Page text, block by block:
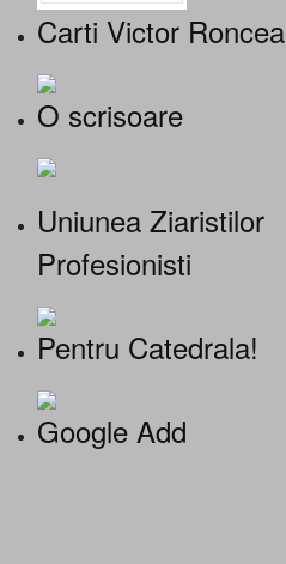
Carti Victor Roncea
O scrisoare
Uniunea Ziaristilor
Profesionisti
Pentru Catedrala!
Google Add